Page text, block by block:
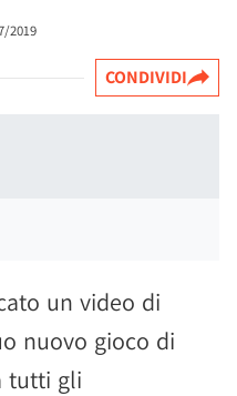
2019
CONDIVIDI
un video di
nuovo gioco di
tutti gli